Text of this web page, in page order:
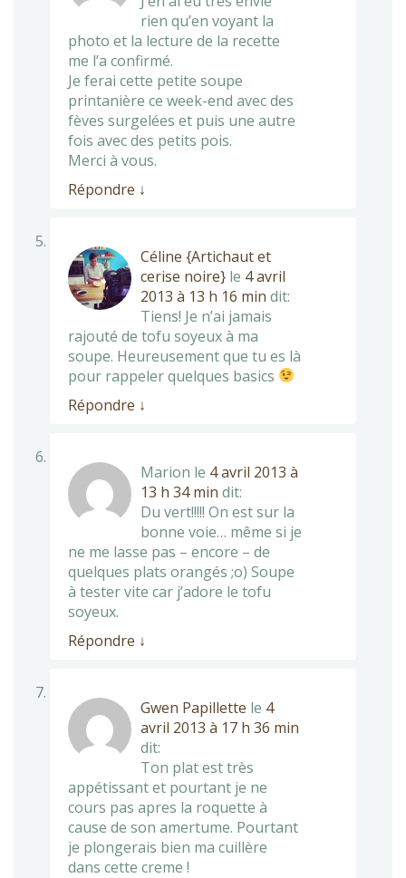
rien qu’en voyant la
photo et la lecture de la recette
me l’a confirmé.
Je ferai cette petite soupe
printanière ce week-end avec des
fèves surgelées et puis une autre
fois avec des petits pois.
Merci à vous.
Répondre ↓
Céline {Artichaut et
cerise noire} le 4 avril
2013 à 13 h 16 min dit:
Tiens! Je n’ai jamais
rajouté de tofu soyeux à ma
soupe. Heureusement que tu es là
pour rappeler quelques basics
Répondre ↓
Marion le 4 avril 2013 à
13 h 34 min dit:
Du vert!!!!! On est sur la
bonne voie… même si je
ne me lasse pas – encore – de
quelques plats orangés ;o) Soupe
à tester vite car j’adore le tofu
soyeux.
Répondre ↓
Gwen Papillette le 4
avril 2013 à 17 h 36 min
dit:
Ton plat est très
appétissant et pourtant je ne
cours pas apres la roquette à
cause de son amertume. Pourtant
je plongerais bien ma cuillère
dans cette creme !